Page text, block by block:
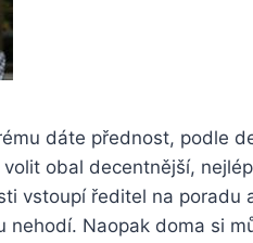
dáte přednost, podle
obal decentnější,
vstoupí ředitel na
Naopak doma si